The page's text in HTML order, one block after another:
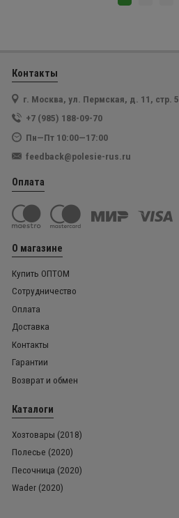
Контакты
г. Москва, ул. Пермская, д. 11, стр. 5
+7 (985) 188-09-70
Пн—Пт 10:00—17:00
feedback@polesie-rus.ru
Оплата
О магазине
Купить ОПТОМ
Сотрудничество
Оплата
Доставка
Контакты
Гарантии
Возврат и обмен
Каталоги
Хозтовары (2018)
Полесье (2020)
Песочница (2020)
Wader (2020)